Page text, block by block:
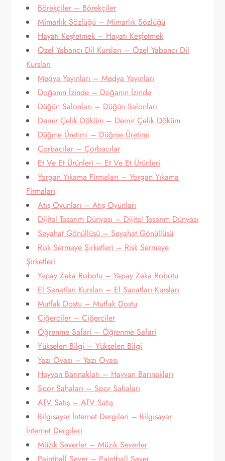
Börekçiler – Börekçiler
Mimarlık Sözlüğü – Mimarlık Sözlüğü
Hayatı Keşfetmek – Hayatı Keşfetmek
Özel Yabancı Dil Kursları – Özel Yabancı Dil
Kursları
Medya Yayınları – Medya Yayınları
Doğanın İzinde – Doğanın İzinde
Düğün Salonları – Düğün Salonları
Demir Çelik Döküm – Demir Çelik Döküm
Düğme Üretimi – Düğme Üretimi
Çorbacılar – Çorbacılar
Et Ve Et Ürünleri – Et Ve Et Ürünleri
Yorgan Yıkama Firmaları – Yorgan Yıkama
Firmaları
Atış Oyunları – Atış Oyunları
Dijital Tasarım Dünyası – Dijital Tasarım Dünyası
Seyahat Gönüllüsü – Seyahat Gönüllüsü
Risk Sermaye Şirketleri – Risk Sermaye
Şirketleri
Yapay Zeka Robotu – Yapay Zeka Robotu
El Sanatları Kursları – El Sanatları Kursları
Mutfak Dostu – Mutfak Dostu
Ciğerciler – Ciğerciler
Öğrenme Safari – Öğrenme Safari
Yükselen Bilgi – Yükselen Bilgi
Yazı Ovası – Yazı Ovası
Hayvan Barınakları – Hayvan Barınakları
Spor Sahaları – Spor Sahaları
ATV Satış – ATV Satış
Bilgisayar İnternet Dergileri – Bilgisayar
İnternet Dergileri
Müzik Severler – Müzik Severler